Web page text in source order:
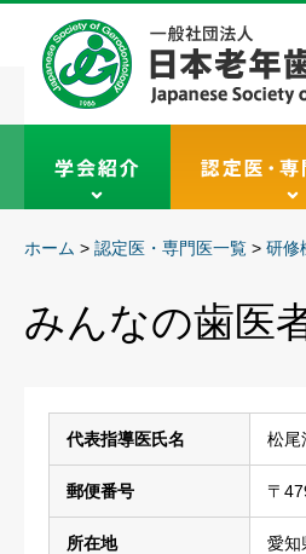
ホーム > 認定医・専門医一覧 > 研修
みんなの歯医
代表指導医氏名 松尾
郵便番号 〒
所在地 愛知